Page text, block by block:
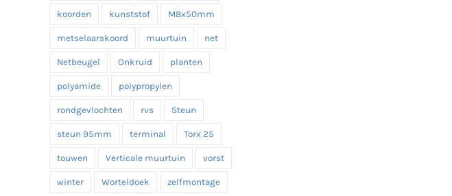
koorden kunststof M8x50mm
metselaarskoord muurtuin net
Netbeugel Onkruid planten
polyamide polypropylen
rondgevlochten rvs Steun
steun 95mm terminal Torx 25
touwen Verticale muurtuin vorst
winter Worteldoek zelfmontage